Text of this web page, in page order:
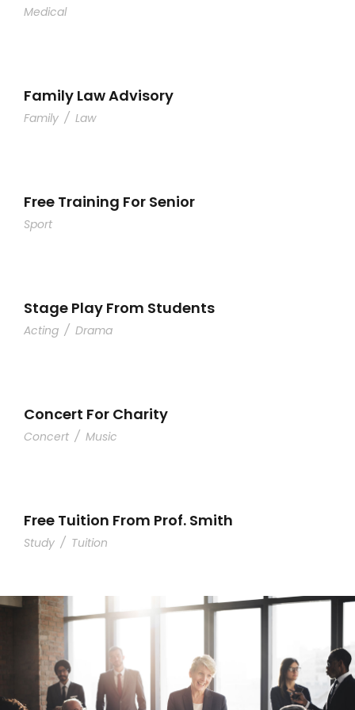
Medical
Family Law Advisory
Family / Law
Free Training For Senior
Sport
Stage Play From Students
Acting / Drama
Concert For Charity
Concert / Music
Free Tuition From Prof. Smith
Study / Tuition